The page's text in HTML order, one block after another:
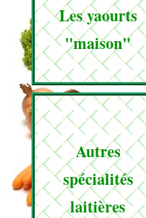
Les yaourts
"maison"
Autres
spécialités
laitières